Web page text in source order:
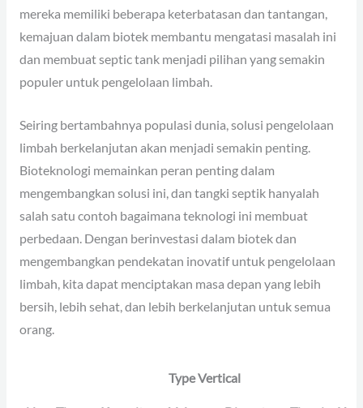
mereka memiliki beberapa keterbatasan dan tantangan,
kemajuan dalam biotek membantu mengatasi masalah ini
dan membuat septic tank menjadi pilihan yang semakin
populer untuk pengelolaan limbah.
Seiring bertambahnya populasi dunia, solusi pengelolaan
limbah berkelanjutan akan menjadi semakin penting.
Bioteknologi memainkan peran penting dalam
mengembangkan solusi ini, dan tangki septik hanyalah
salah satu contoh bagaimana teknologi ini membuat
perbedaan. Dengan berinvestasi dalam biotek dan
mengembangkan pendekatan inovatif untuk pengelolaan
limbah, kita dapat menciptakan masa depan yang lebih
bersih, lebih sehat, dan lebih berkelanjutan untuk semua
orang.
Type Vertical